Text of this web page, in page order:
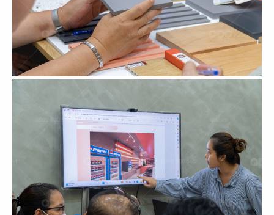
57
SOM TUM THAI
58
SOM TUM THAI
SOM TUM THAI
CN Estella Palace
60
DÌ MAI
CN VIncom Đồng Khởi